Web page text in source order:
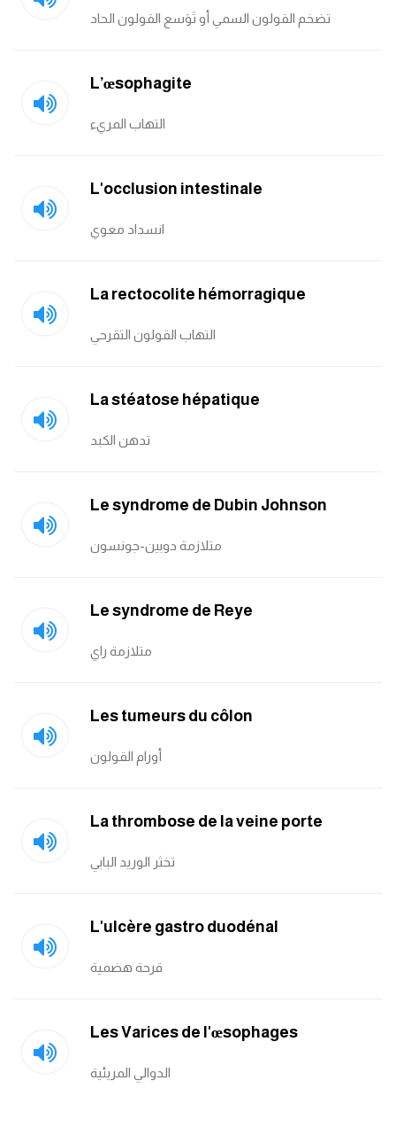
تضخم القولون السمي أو تَوَسع القولون الحاد
L’œsophagite
التهاب المريء
L'occlusion intestinale
انسداد معوي
La rectocolite hémorragique
التهاب القولون التقرحي
La stéatose hépatique
تدهن الكبد
Le syndrome de Dubin Johnson
متلازمة دوبين-جونسون
Le syndrome de Reye
متلازمة راي
Les tumeurs du côlon
أورام القولون
La thrombose de la veine porte
تخثر الوريد البابي
L'ulcère gastro duodénal
قرحة هضمية
Les Varices de l'œsophages
الدوالي المريئية